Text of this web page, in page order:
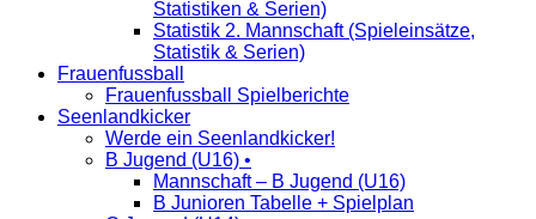
Statistiken & Serien)
Statistik 2. Mannschaft (Spieleinsätze,
Statistik & Serien)
Frauenfussball
Frauenfussball Spielberichte
Seenlandkicker
Werde ein Seenlandkicker!
B Jugend (U16) •
Mannschaft – B Jugend (U16)
B Junioren Tabelle + Spielplan